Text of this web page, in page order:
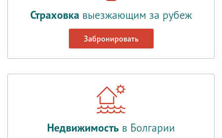
Страховка выезжающим за рубеж
Забронировать
Недвижимость в Болгарии